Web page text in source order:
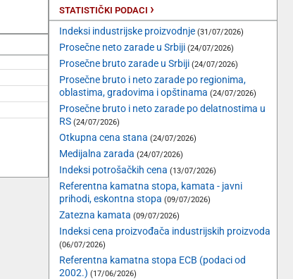
STATISTIČKI PODACI ›
Indeksi industrijske proizvodnje (31/07/2026)
Prosečne neto zarade u Srbiji (24/07/2026)
Prosečne bruto zarade u Srbiji (24/07/2026)
Prosečne bruto i neto zarade po regionima,
oblastima, gradovima i opštinama (24/07/2026)
Prosečne bruto i neto zarade po delatnostima u
RS (24/07/2026)
Otkupna cena stana (24/07/2026)
Medijalna zarada (24/07/2026)
Indeksi potrošačkih cena (13/07/2026)
Referentna kamatna stopa, kamata - javni
prihodi, eskontna stopa (09/07/2026)
Zatezna kamata (09/07/2026)
Indeksi cena proizvođača industrijskih proizvoda
(06/07/2026)
Referentna kamatna stopa ECB (podaci od
2002.) (17/06/2026)